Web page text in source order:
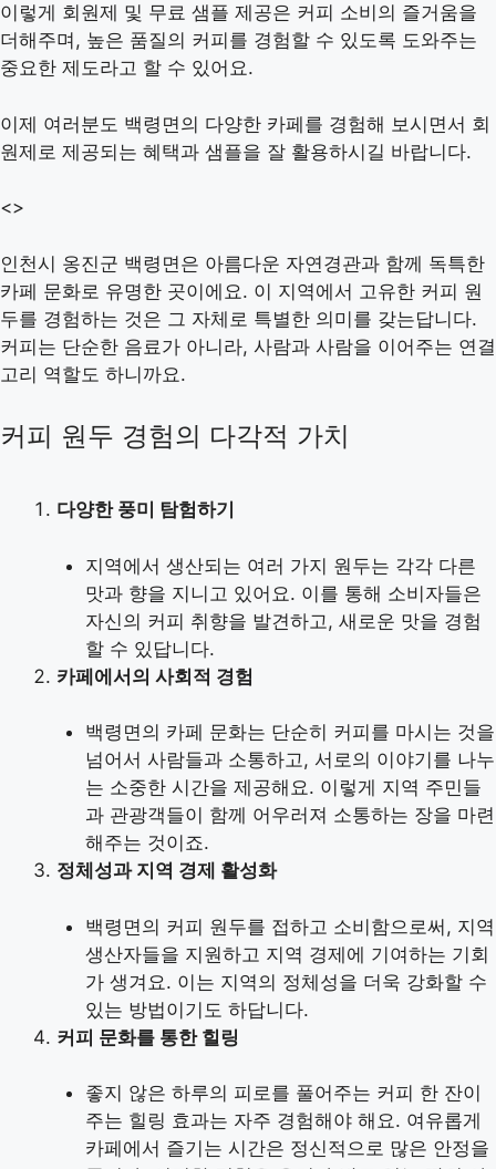
이렇게 회원제 및 무료 샘플 제공은 커피 소비의 즐거움을
더해주며, 높은 품질의 커피를 경험할 수 있도록 도와주는
중요한 제도라고 할 수 있어요.
이제 여러분도 백령면의 다양한 카페를 경험해 보시면서 회
원제로 제공되는 혜택과 샘플을 잘 활용하시길 바랍니다.
<>
인천시 옹진군 백령면은 아름다운 자연경관과 함께 독특한
카페 문화로 유명한 곳이에요. 이 지역에서 고유한 커피 원
두를 경험하는 것은 그 자체로 특별한 의미를 갖는답니다.
커피는 단순한 음료가 아니라, 사람과 사람을 이어주는 연결
고리 역할도 하니까요.
커피 원두 경험의 다각적 가치
다양한 풍미 탐험하기
지역에서 생산되는 여러 가지 원두는 각각 다른
맛과 향을 지니고 있어요. 이를 통해 소비자들은
자신의 커피 취향을 발견하고, 새로운 맛을 경험
할 수 있답니다.
카페에서의 사회적 경험
백령면의 카페 문화는 단순히 커피를 마시는 것을
넘어서 사람들과 소통하고, 서로의 이야기를 나누
는 소중한 시간을 제공해요. 이렇게 지역 주민들
과 관광객들이 함께 어우러져 소통하는 장을 마련
해주는 것이죠.
정체성과 지역 경제 활성화
백령면의 커피 원두를 접하고 소비함으로써, 지역
생산자들을 지원하고 지역 경제에 기여하는 기회
가 생겨요. 이는 지역의 정체성을 더욱 강화할 수
있는 방법이기도 하답니다.
커피 문화를 통한 힐링
좋지 않은 하루의 피로를 풀어주는 커피 한 잔이
주는 힐링 효과는 자주 경험해야 해요. 여유롭게
카페에서 즐기는 시간은 정신적으로 많은 안정을